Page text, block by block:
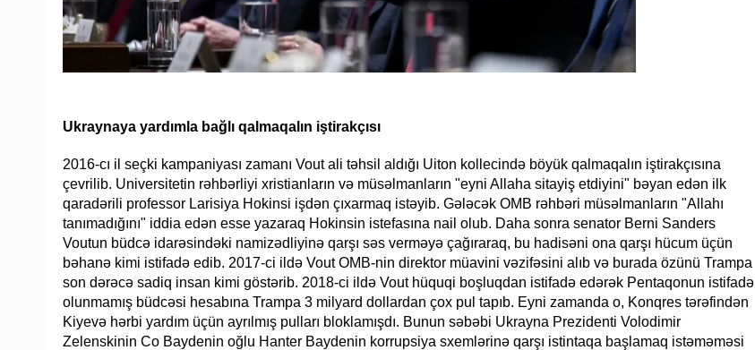
Ukraynaya yardımla bağlı qalmaqalın iştirakçısı
2016-cı il seçki kampaniyası zamanı Vout ali təhsil aldığı Uiton kollecində böyük qalmaqalın iştirakçısına
çevrilib. Universitetin rəhbərliyi xristianların və müsəlmanların "eyni Allaha sitayiş etdiyini" bəyan edən ilk
qaradərili professor Larisiya Hokinsi işdən çıxarmaq istəyib. Gələcək OMB rəhbəri müsəlmanların "Allahı
tanımadığını" iddia edən esse yazaraq Hokinsin istefasına nail olub. Daha sonra senator Berni Sanders
Voutun büdcə idarəsindəki namizədliyinə qarşı səs verməyə çağıraraq, bu hadisəni ona qarşı hücum üçün
bəhanə kimi istifadə edib. 2017-ci ildə Vout OMB-nin direktor müavini vəzifəsini alıb və burada özünü Trampa
son dərəcə sadiq insan kimi göstərib. 2018-ci ildə Vout hüquqi boşluqdan istifadə edərək Pentaqonun istifadə
olunmamış büdcəsi hesabına Trampa 3 milyard dollardan çox pul tapıb. Eyni zamanda o, Konqres tərəfindən
Kiyevə hərbi yardım üçün ayrılmış pulları bloklamışdı. Bunun səbəbi Ukrayna Prezidenti Volodimir
Zelenskinin Co Baydenin oğlu Hanter Baydenin korrupsiya sxemlərinə qarşı istintaqa başlamaq istəməməsi